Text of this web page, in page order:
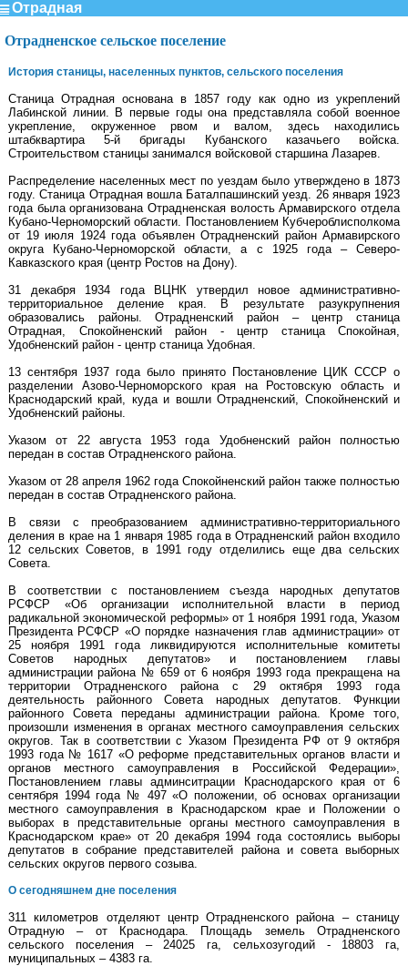
Отрадная
Отрадненское сельское поселение
История станицы, населенных пунктов, сельского поселения
Станица Отрадная основана в 1857 году как одно из укреплений
Лабинской линии. В первые годы она представляла собой военное
укрепление, окруженное рвом и валом, здесь находились
штабквартира 5-й бригады Кубанского казачьего войска.
Строительством станицы занимался войсковой старшина Лазарев.
Распределение населенных мест по уездам было утверждено в 1873
году. Станица Отрадная вошла Баталпашинский уезд. 26 января 1923
года была организована Отрадненская волость Армавирского отдела
Кубано-Черноморский области. Постановлением Кубчероблисполкома
от 19 июля 1924 года объявлен Отрадненский район Армавирского
округа Кубано-Черноморской области, а с 1925 года – Северо-
Кавказского края (центр Ростов на Дону).
31 декабря 1934 года ВЦНК утвердил новое административно-
территориальное деление края. В результате разукрупнения
образовались районы. Отрадненский район – центр станица
Отрадная, Спокойненский район - центр станица Спокойная,
Удобненский район - центр станица Удобная.
13 сентября 1937 года было принято Постановление ЦИК СССР о
разделении Азово-Черноморского края на Ростовскую область и
Краснодарский край, куда и вошли Отрадненский, Спокойненский и
Удобненский районы.
Указом от 22 августа 1953 года Удобненский район полностью
передан в состав Отрадненского района.
Указом от 28 апреля 1962 года Спокойненский район также полностью
передан в состав Отрадненского района.
В связи с преобразованием административно-территориального
деления в крае на 1 января 1985 года в Отрадненский район входило
12 сельских Советов, в 1991 году отделились еще два сельских
Совета.
В соответствии с постановлением съезда народных депутатов
РСФСР «Об организации исполнительной власти в период
радикальной экономической реформы» от 1 ноября 1991 года, Указом
Президента РСФСР «О порядке назначения глав администрации» от
25 ноября 1991 года ликвидируются исполнительные комитеты
Советов народных депутатов» и постановлением главы
администрации района № 659 от 6 ноября 1993 года прекращена на
территории Отрадненского района с 29 октября 1993 года
деятельность районного Совета народных депутатов. Функции
районного Совета переданы администрации района. Кроме того,
произошли изменения в органах местного самоуправления сельских
округов. Так в соответствии с Указом Президента РФ от 9 октября
1993 года № 1617 «О реформе представительных органов власти и
органов местного самоуправления в Российской Федерации»,
Постановлением главы админситрации Краснодарского края от 6
сентября 1994 года № 497 «О положении, об основах организации
местного самоуправления в Краснодарском крае и Положении о
выборах в представительные органы местного самоуправления в
Краснодарском крае» от 20 декабря 1994 года состоялись выборы
депутатов в собрание представителей района и совета выборных
сельских округов первого созыва.
О сегодняшнем дне поселения
311 километров отделяют центр Отрадненского района – станицу
Отрадную – от Краснодара. Площадь земель Отрадненского
сельского поселения – 24025 га, сельхозугодий - 18803 га,
муниципальных – 4383 га.